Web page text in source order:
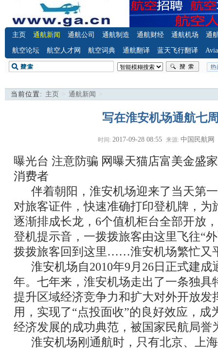
主页 通航新闻 通航公司 通航制造 通航财经 通航机场 通
航空论坛 航空人才网 航空词典 通航翻译 蓝天飞行翻译
当前位置: 主页 > 通航新闻 >
写在淮安机场通航七
时间: 2017-09-28 08:55 来源: 中国民航网
曝光台 注意防骗 网曝天猫店富美金盛
消费者
伴着朝阳，淮安机场迎来了当天第
对旅客证件，快速准确打印登机牌，为
逐渐排成长龙，6个值机柜台全部开放
登机提示音，一拨拨旅客由这里飞往“
拨拨旅客回到这里……淮安机场繁忙又
淮安机场自2010年9月26日正式建成
年。七年来，淮安机场走出了一条独具
提升区域经济竞争力和扩大对外开放发
用，实现了“点投面收”的良好效应，成
经济发展的成功典范，被国家民航局誉
淮安机场刚通航时，只有北京、上海